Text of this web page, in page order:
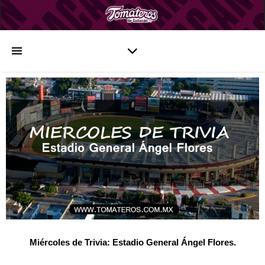
Miércoles de Trivia: Estadio General Ángel Flores.